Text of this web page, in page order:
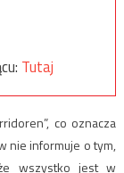
Tutaj
co oznacza
nie informuje o tym,
wszystko jest w